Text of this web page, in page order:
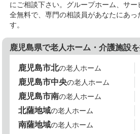
にご相談下さい。グループホーム、サ
全無料で、専門の相談員があなたにあっ
す。
鹿児島県で老人ホーム・介護施設
鹿児島市北の老人ホーム
鹿児島市中央の老人ホーム
鹿児島市南の老人ホーム
北薩地域の老人ホーム
南薩地域の老人ホーム